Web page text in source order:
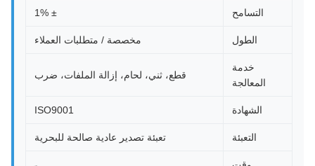
التسامح
الطول مخصصة / متطلبات العملاء
المعالجة
قطع، ثني، لحام، إزالة الملفات، ضرب
الشهادة ISO9001
التعبئة تعبئة تصدير عادية صالحة للبحرية